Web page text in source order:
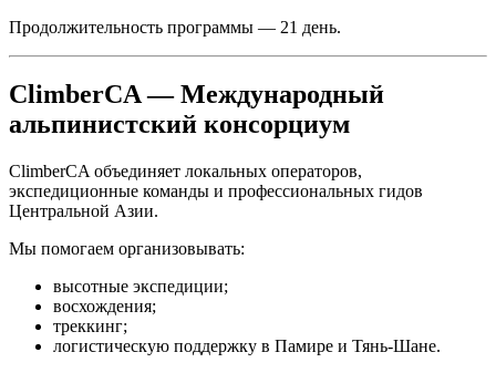
Продолжительность программы — 21 день.
ClimberCA — Международный
альпинистский консорциум
ClimberCA объединяет локальных операторов,
экспедиционные команды и профессиональных гидов
Центральной Азии.
Мы помогаем организовывать:
высотные экспедиции;
восхождения;
треккинг;
логистическую поддержку в Памире и Тянь-Шане.